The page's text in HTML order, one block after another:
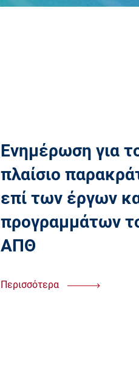
Ενημέρωση για
πλαίσιο
επί των έργων
προγραμμάτων
ΑΠΘ
Περισσότερα